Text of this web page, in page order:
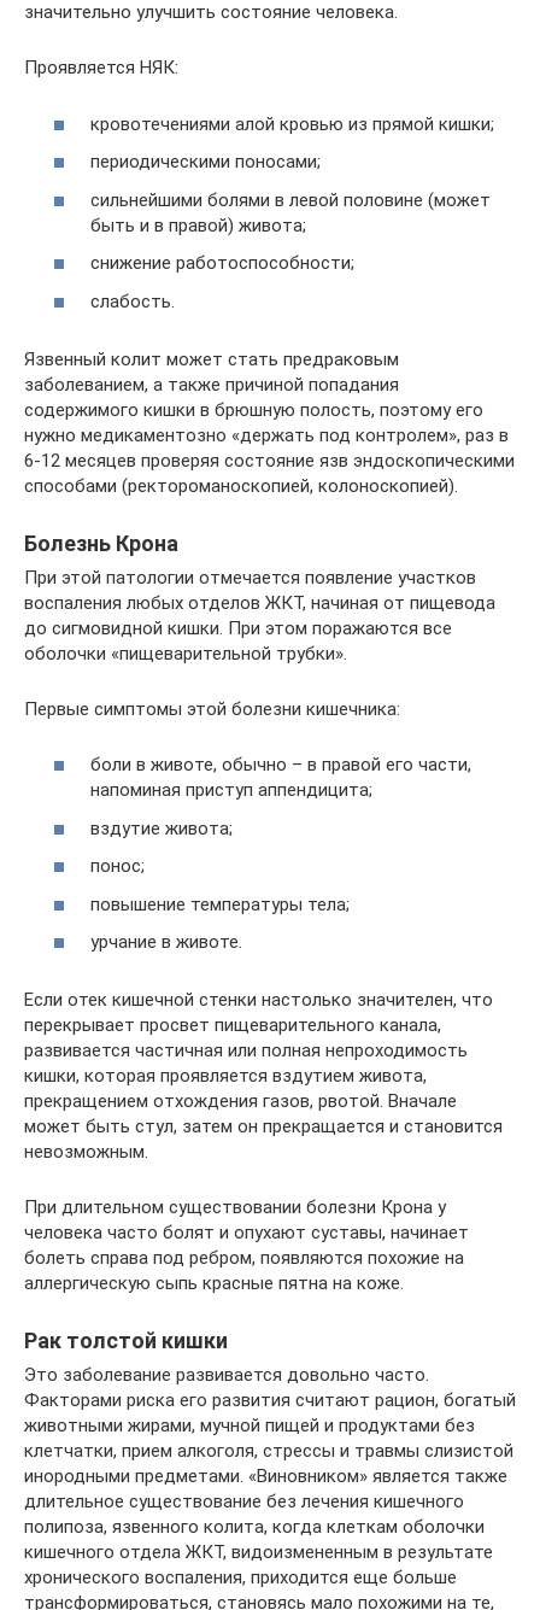
значительно улучшить состояние человека.
Проявляется НЯК:
кровотечениями алой кровью из прямой кишки;
периодическими поносами;
сильнейшими болями в левой половине (может
быть и в правой) живота;
снижение работоспособности;
слабость.
Язвенный колит может стать предраковым
заболеванием, а также причиной попадания
содержимого кишки в брюшную полость, поэтому его
нужно медикаментозно «держать под контролем», раз в
6-12 месяцев проверяя состояние язв эндоскопическими
способами (ректороманоскопией, колоноскопией).
Болезнь Крона
При этой патологии отмечается появление участков
воспаления любых отделов ЖКТ, начиная от пищевода
до сигмовидной кишки. При этом поражаются все
оболочки «пищеварительной трубки».
Первые симптомы этой болезни кишечника:
боли в животе, обычно – в правой его части,
напоминая приступ аппендицита;
вздутие живота;
понос;
повышение температуры тела;
урчание в животе.
Если отек кишечной стенки настолько значителен, что
перекрывает просвет пищеварительного канала,
развивается частичная или полная непроходимость
кишки, которая проявляется вздутием живота,
прекращением отхождения газов, рвотой. Вначале
может быть стул, затем он прекращается и становится
невозможным.
При длительном существовании болезни Крона у
человека часто болят и опухают суставы, начинает
болеть справа под ребром, появляются похожие на
аллергическую сыпь красные пятна на коже.
Рак толстой кишки
Это заболевание развивается довольно часто.
Факторами риска его развития считают рацион, богатый
животными жирами, мучной пищей и продуктами без
клетчатки, прием алкоголя, стрессы и травмы слизистой
инородными предметами. «Виновником» является также
длительное существование без лечения кишечного
полипоза, язвенного колита, когда клеткам оболочки
кишечного отдела ЖКТ, видоизмененным в результате
хронического воспаления, приходится еще больше
трансформироваться, становясь мало похожими на те,